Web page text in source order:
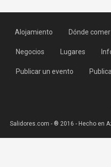
Alojamiento Dónde comer
Negocios Lugares
Publicar un evento
Salidores.com - ® 2016 - Hecho en